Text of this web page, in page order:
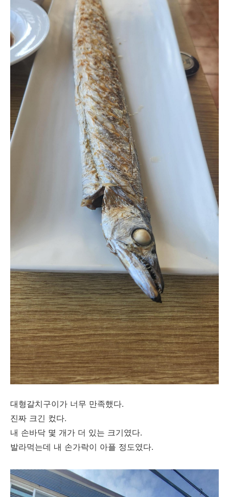
대형갈치구이가 너무 만족했다.
진짜 크긴 컸다.
내 손바닥 몇 개가 더 있는 크기였다.
발라먹는데 내 손가락이 아플 정도였다.